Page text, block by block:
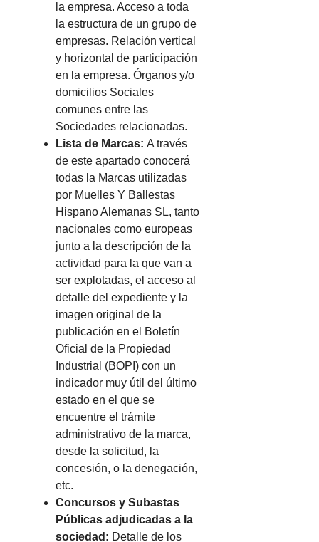
la empresa. Acceso a toda
la estructura de un grupo de
empresas. Relación vertical
y horizontal de participación
en la empresa. Órganos y/o
domicilios Sociales
comunes entre las
Sociedades relacionadas.
Lista de Marcas: A través
de este apartado conocerá
todas la Marcas utilizadas
por Muelles Y Ballestas
Hispano Alemanas SL, tanto
nacionales como europeas
junto a la descripción de la
actividad para la que van a
ser explotadas, el acceso al
detalle del expediente y la
imagen original de la
publicación en el Boletín
Oficial de la Propiedad
Industrial (BOPI) con un
indicador muy útil del último
estado en el que se
encuentre el trámite
administrativo de la marca,
desde la solicitud, la
concesión, o la denegación,
etc.
Concursos y Subastas
Públicas adjudicadas a la
sociedad: Detalle de los